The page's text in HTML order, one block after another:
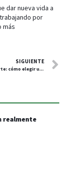
dar nueva vida a
por
más
SIGUIENTE
Más que transporte: cómo elegir un aliado estratégico para movilizar a tu empresa
realmente